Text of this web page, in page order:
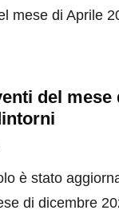
mese di Aprile
del mese
è stato
di dicembre